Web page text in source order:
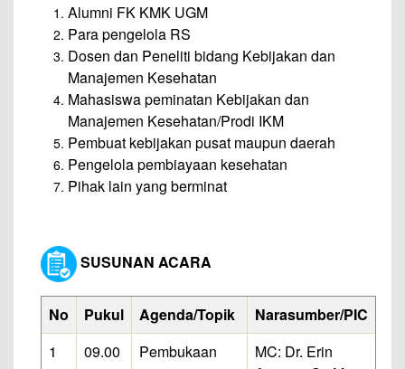
Alumni FK KMK UGM
Para pengelola RS
Dosen dan Peneliti bidang Kebijakan dan
Manajemen Kesehatan
Mahasiswa peminatan Kebijakan dan
Manajemen Kesehatan/Prodi IKM
Pembuat kebijakan pusat maupun daerah
Pengelola pembiayaan kesehatan
Pihak lain yang berminat
SUSUNAN ACARA
No Pukul Agenda/Topik
Narasumber/PIC
1
09.00
Pembukaan
MC: Dr. Erin